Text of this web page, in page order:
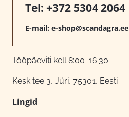
Tel: +372 5304 2064
E-mail: e-shop@scandagra.ee
Tööpäeviti kell 8:00-16:30
Kesk tee 3, Jüri, 75301, Eesti
Lingid